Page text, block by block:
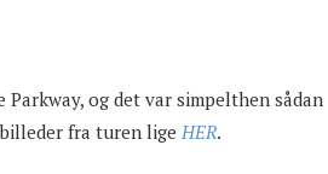
og det var simpelthen sådan
fra turen lige HER.